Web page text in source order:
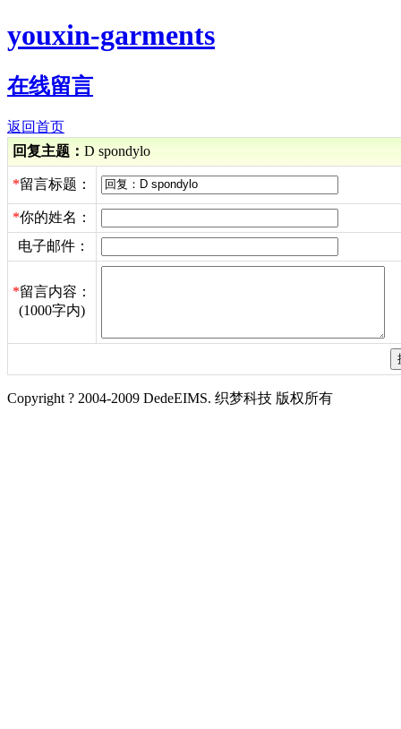
youxin-garments
在线留言
返回首页
回复主题： D spondylo
*留言标题：
*你的姓名：
电子邮件：
*留言内容：
(1000字内)
Copyright ? 2004-2009 DedeEIMS. 织梦科技 版权所有